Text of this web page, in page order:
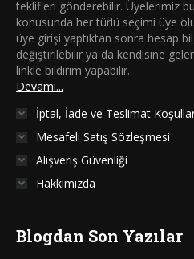
teklifleri gönderebilir. Üyelerimiz
konusunda her türlü seçimi üye
üye girişi yaptıktan sonra hesap
değiştirilebilir ya da kendisine
linkle bildirim yapabilir.
Devamı...
İptal, İade ve Teslimat
Mesafeli Satış Sözleşmesi
Alışveriş Güvenliği
Hakkımızda
Blogdan Son Yazılar